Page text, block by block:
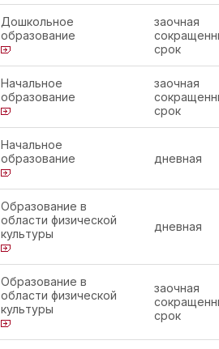
Дошкольное
образование
заочная
срок
Начальное
образование
заочная
срок
Начальное
образование
дневная
Образование в
области физической
культуры
дневная
Образование в
области физической
культуры
заочная
срок